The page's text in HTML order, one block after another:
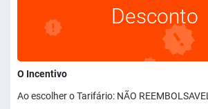
Desconto
O Incentivo
Ao escolher o Tarifário: NÃO